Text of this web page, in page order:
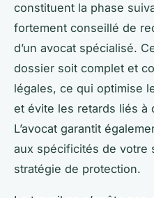
constituent la phase
fortement conseillé de
d’un avocat spécialisé.
dossier soit complet et
légales, ce qui optimise
et évite les retards liés à
L’avocat garantit
aux spécificités de votre
stratégie de protection.